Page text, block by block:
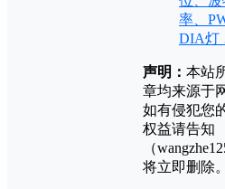
率、
DIA
声明： 本站
章均来源于
如有侵犯您
权益请告知
（
将立即删除。